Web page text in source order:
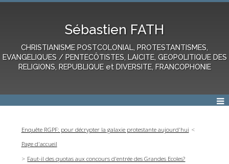
Sébastien FATH
CHRISTIANISME POSTCOLONIAL, PROTESTANTISMES,
EVANGELIQUES / PENTECÔTISTES, LAICITE, GEOPOLITIQUE DES
RELIGIONS, REPUBLIQUE et DIVERSITE, FRANCOPHONIE
Enquête RGPF: pour décrypter la galaxie protestante aujourd'hui
Page d'accueil
Faut-il des quotas aux concours d'entrée des Grandes Ecoles?